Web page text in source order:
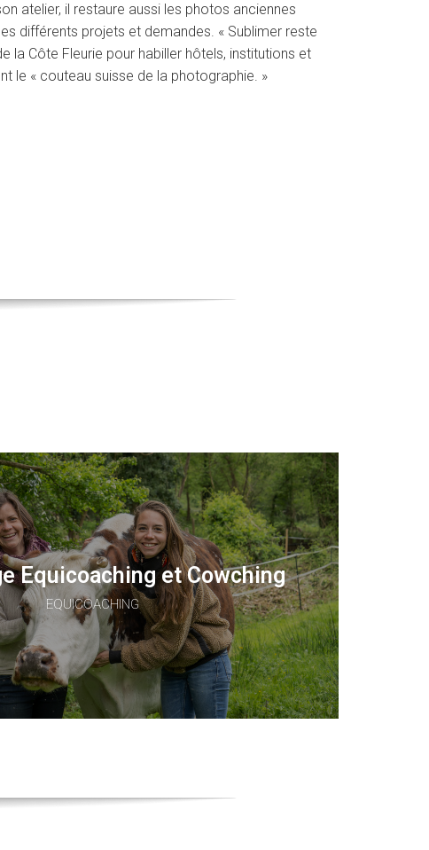
atelier, il restaure aussi les photos anciennes
différents projets et demandes. « Sublimer reste
la Côte Fleurie pour habiller hôtels, institutions et
le « couteau suisse de la photographie. »
Equicoaching et Cowching
EQUICOACHING